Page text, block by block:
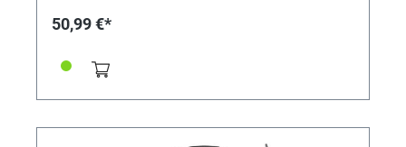
50,99 €*